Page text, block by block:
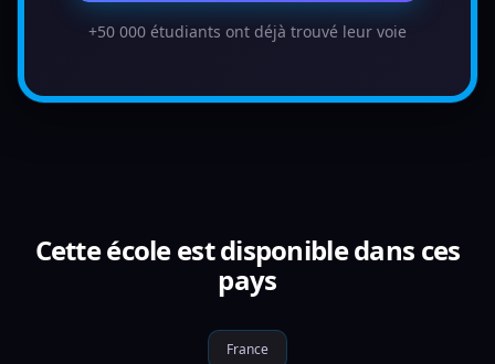
+50 000 étudiants ont déjà trouvé leur voie
Cette école est disponible dans ces
pays
France